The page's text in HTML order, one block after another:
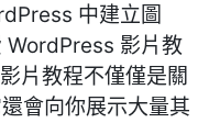
中建立圖
WordPress 影片教
片教程不僅僅是關
會向你展示大量其